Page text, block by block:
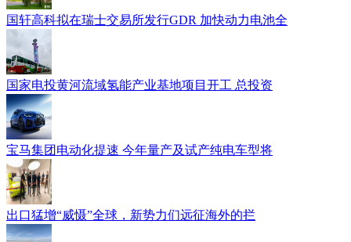
国轩高科拟在瑞士交易所发行GDR 加快动力电池全
国家电投黄河流域氢能产业基地项目开工 总投资
宝马集团电动化提速 今年量产及试产纯电车型将
出口猛增“威慑”全球，新势力们远征海外的拦